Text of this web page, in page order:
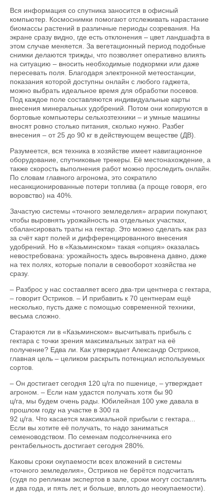
Вся информация со спутника заносится в офисный
компьютер. Космоснимки помогают отслеживать нарастание
биомассы растений в различные периоды созревания. На
экране сразу видно, где есть отклонения – цвет ландшафта в
этом случае меняется. За вегетационный период подобные
снимки делаются трижды, что позволяет оперативно влиять
на ситуацию – вносить необходимые подкормки или даже
пересевать поля. Благодаря электронной метеостанции,
показания которой доступны онлайн с любого гаджета,
можно выбрать идеальное время для обработки посевов.
Под каждое поле составляются индивидуальные карты
внесения минеральных удобрений. Потом они копируются в
бортовые компьютеры сельхозтехники – и умные машины
вносят ровно столько питания, сколько нужно. Разбег
внесения – от 25 до 90 кг в действующем веществе (ДВ).
Разумеется, вся техника в хозяйстве имеет навигационное
оборудование, спутниковые трекеры. Её местонахождение, а
также скорость выполнения работ можно проследить онлайн.
По словам главного агронома, это сократило
несанкционированные потери топлива (а проще говоря, его
воровство) на 40%.
Зачастую системы «точного земледелия» аграрии покупают,
чтобы выровнять урожайность на отдельных участках,
сбалансировать траты на гектар. Это можно сделать как раз
за счёт карт полей и дифференцированного внесения
удобрений. Но в «Казьминском» такая «опция» оказалась
невостребована: урожайность здесь выровнена давно, даже
на тех полях, которые попали в севооборот хозяйства не
сразу.
– Разброс у нас составляет всего два-три центнера с гектара,
– говорит Остриков. – И прибавить к 70 центнерам ещё
несколько, пусть даже с помощью современной техники,
весьма сложно.
Стараются ли в «Казьминском» высчитывать прибыль с
гектара с точки зрения максимальных затрат на её
получение? Едва ли. Как утверждает Александр Остриков,
главная цель – целиком раскрыть потенциал используемых
сортов.
– Он достигает сегодня 120 ц/га по пшенице, – утверждает
агроном. – Если нам удастся получать хотя бы 90
ц/га, мы будем очень рады. Юбилейная 100 уже давала в
прошлом году на участке в 300 га
92 ц/га. Что касается максимальной прибыли с гектара...
Если вы хотите её получать, то надо заниматься
семеноводством. По семенам подсолнечника его
рентабельность достигает сегодня 280%.
Каковы сроки окупае­мости всех вложений в системы
«точного земледелия», Остриков не берётся подсчитать
(судя по репликам экспертов в зале, сроки могут составлять
и два года, и пять лет, и больше, вплоть до неокупаемости).